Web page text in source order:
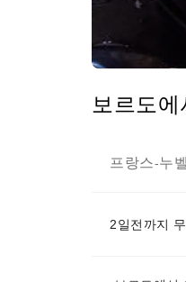
보르도
프랑스-누
2일전까지